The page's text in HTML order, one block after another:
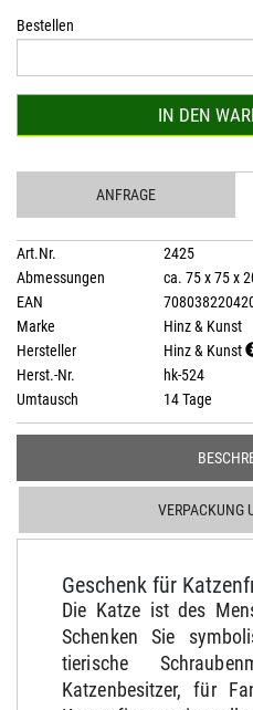
Bestellen
IN DEN
ANFRAGE
Art.Nr.
2425
Abmessungen
ca. 75 x 75 x
EAN
Marke
Hinz & Kunst
Hersteller
Hinz & Kunst
Herst.-Nr.
hk-524
Umtausch
14 Tage
VERPACKUNG
Geschenk für
Die Katze ist des
Schenken Sie
tierische
Katzenbesitzer, für